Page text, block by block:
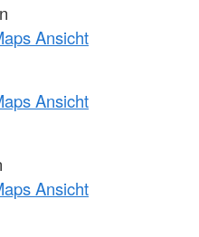
Ansicht
Ansicht
Ansicht